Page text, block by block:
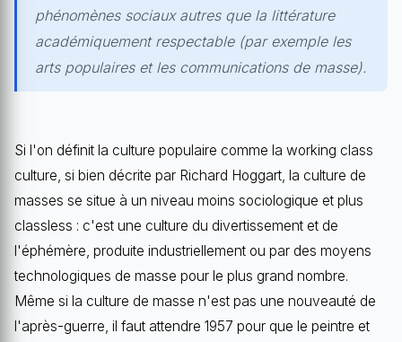
phénomènes sociaux autres que la littérature
académiquement respectable (par exemple les
arts populaires et les communications de masse).
Si l'on définit la culture populaire comme la working class
culture, si bien décrite par Richard Hoggart, la culture de
masses se situe à un niveau moins sociologique et plus
classless : c'est une culture du divertissement et de
l'éphémère, produite industriellement ou par des moyens
technologiques de masse pour le plus grand nombre.
Même si la culture de masse n'est pas une nouveauté de
l'après-guerre, il faut attendre 1957 pour que le peintre et